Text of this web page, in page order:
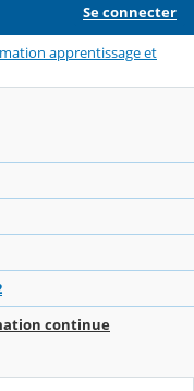
Se connecter
apprentissage et
continue